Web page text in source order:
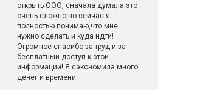
открыть ООО, сначала думала это
очень сложно,но сейчас я
полностью понимаю,что мне
нужно сделать и куда идти!
Огромное спасибо за труд и за
бесплатный доступ к этой
информации! Я сэкономила много
денег и времени.